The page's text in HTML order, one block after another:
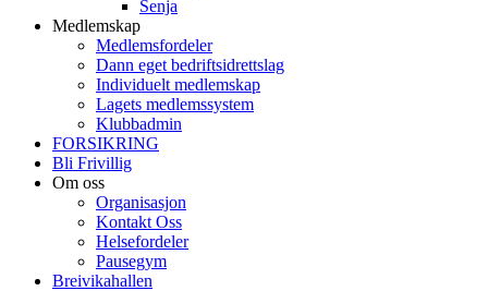
Senja
Medlemskap
Medlemsfordeler
Dann eget bedriftsidrettslag
Individuelt medlemskap
Lagets medlemssystem
Klubbadmin
FORSIKRING
Bli Frivillig
Om oss
Organisasjon
Kontakt Oss
Helsefordeler
Pausegym
Breivikahallen